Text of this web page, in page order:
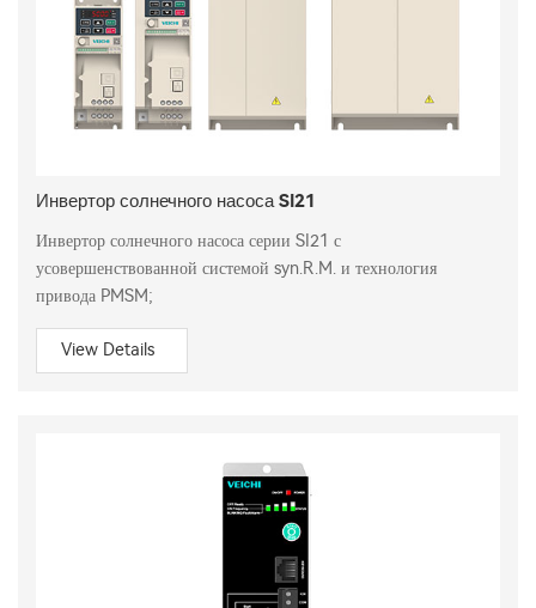
Инвертор солнечного насоса SI21
Инвертор солнечного насоса серии SI21 с
усовершенствованной системой syn.R.M. и технология
привода PMSM;
View Details